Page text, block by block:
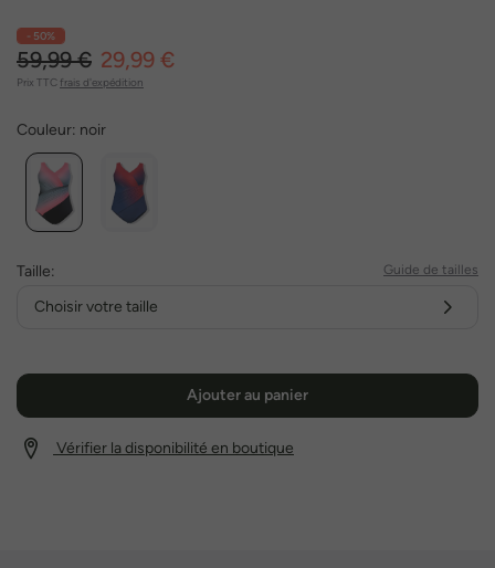
- 50%
59,99 € 29,99 €
Prix TTC frais d'expédition
Couleur: noir
Taille: Guide de tailles
Choisir votre taille
Ajouter au panier
Vérifier la disponibilité en boutique